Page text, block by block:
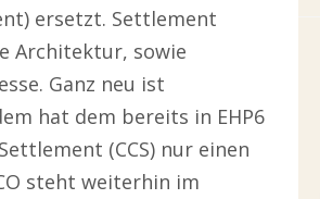
ersetzt. Settlement
Architektur, sowie
Ganz neu ist
hat dem bereits in EHP6
(CCS) nur einen
steht weiterhin im